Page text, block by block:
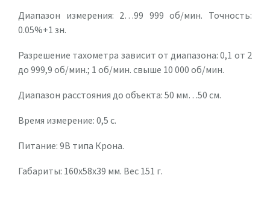
Диапазон измерения: 2…99 999 об/мин. Точность:
0.05%+1 зн.
Разрешение тахометра зависит от диапазона: 0,1 от 2
до 999,9 об/мин.; 1 об/мин. свыше 10 000 об/мин.
Диапазон расстояния до объекта: 50 мм…50 см.
Время измерение: 0,5 с.
Питание: 9В типа Крона.
Габариты: 160x58x39 мм. Вес 151 г.